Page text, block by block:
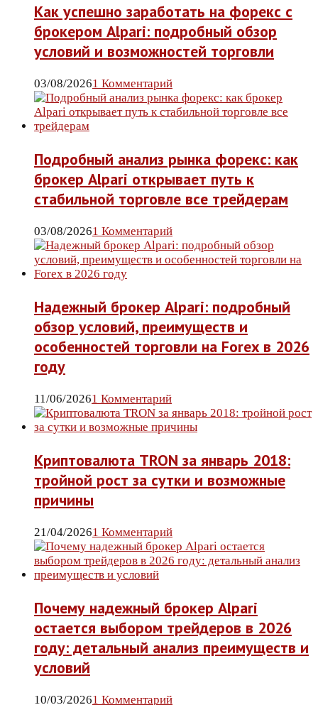
Как успешно заработать на форекс с
брокером Alpari: подробный обзор
условий и возможностей торговли
03/08/20261 Комментарий
Подробный анализ рынка форекс: как
брокер Alpari открывает путь к
стабильной торговле все трейдерам
03/08/20261 Комментарий
Надежный брокер Alpari: подробный
обзор условий, преимуществ и
особенностей торговли на Forex в 2026
году
11/06/20261 Комментарий
Криптовалюта TRON за январь 2018:
тройной рост за сутки и возможные
причины
21/04/20261 Комментарий
Почему надежный брокер Alpari
остается выбором трейдеров в 2026
году: детальный анализ преимуществ и
условий
10/03/20261 Комментарий